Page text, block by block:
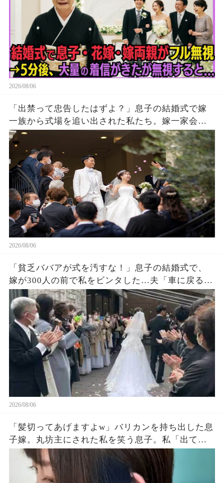
2026/08/06
「出禁って忠告したはずよ？」息子の結婚式で嫁
一族から式場を追い出された私たち。嫁一家会社
の大株主の私が株主総会で社長解任案を出すと
2026/08/06
「貧乏ババアが式を汚すな！」息子の結婚式で、
嫁が300人の前で私をビンタした…夫「車に戻る
か」私「ごめん」皆が私を哀れんでいたが真実が
明かされ嫁は顔面蒼白になった…
2026/08/06
「髪切ってあげますよw」バリカンを持ち出した息
子嫁。丸坊主にされた私を笑う息子。私「出てい
く…」息子夫婦「勝手にしろw」→翌朝、全財産を
持って姿を眩ませた結果…